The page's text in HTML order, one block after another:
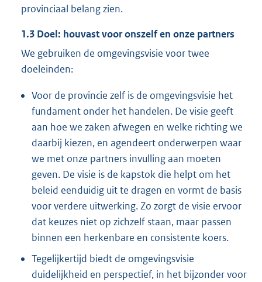
provinciaal belang zien.
1.3 Doel: houvast voor onszelf en onze partners
We gebruiken de omgevingsvisie voor twee
doeleinden:
Voor de provincie zelf is de omgevingsvisie het
fundament onder het handelen. De visie geeft
aan hoe we zaken afwegen en welke richting we
daarbij kiezen, en agendeert onderwerpen waar
we met onze partners invulling aan moeten
geven. De visie is de kapstok die helpt om het
beleid eenduidig uit te dragen en vormt de basis
voor verdere uitwerking. Zo zorgt de visie ervoor
dat keuzes niet op zichzelf staan, maar passen
binnen een herkenbare en consistente koers.
Tegelijkertijd biedt de omgevingsvisie
duidelijkheid en perspectief, in het bijzonder voor